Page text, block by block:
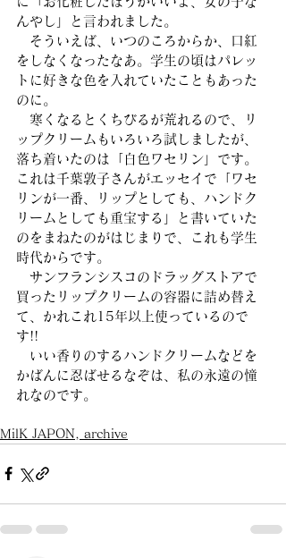
んやし」と言われました。
そういえば、いつのころからか、口紅
をしなくなったなあ。学生の頃はパレッ
トに好きな色を入れていたこともあった
のに。
寒くなるとくちびるが荒れるので、リ
ップクリームもいろいろ試しましたが、
落ち着いたのは「白色ワセリン」です。
これは千葉敦子さんがエッセイで「ワセ
リンが一番、リップとしても、ハンドク
リームとしても重宝する」と書いていた
のをまねたのがはじまりで、これも学生
時代からです。
サンフランシスコのドラッグストアで
買ったリップクリームの容器に詰め替え
て、かれこれ15年以上使っているので
す!!
いい香りのするハンドクリームなどを
かばんに忍ばせるなぞは、私の永遠の憧
れなのです。
MilK JAPON, archive